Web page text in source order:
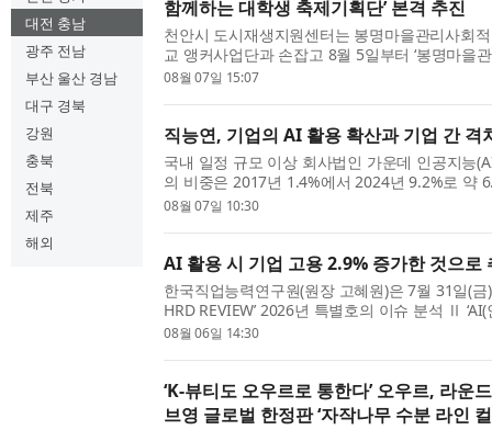
대전 충남
광주 전남
부산 울산 경남
대구 경북
강원
충북
전북
제주
해외
함께하는 대학생 축제기획단’ 본격 추진
천안시 도시재생지원센터는 봉명마을관리사회
교 앵커사업단과 손잡고 8월 5일부터 ‘봉명마을
과 함께하는 대학생 축제기획단’의 본격적인 운
08월 07일 15:07
직능연, 기업의 AI 활용 확산과 기업 간 격
국내 일정 규모 이상 회사법인 가운데 인공지능
의 비중은 2017년 1.4%에서 2024년 9.2%로 약
만 2024년에도 활용률은 10%에 못 미쳤으며, 기
08월 07일 10:30
AI 활용 시 기업 고용 2.9% 증가한 것으로
한국직업능력연구원(원장 고혜원)은 7월 31일(금
HRD REVIEW’ 2026년 특별호의 이슈 분석 Ⅱ
를 줄이는가 - ‘기업활동조사’ 패널로 본 AI 활용
08월 06일 14:30
‘K-뷰티도 오우르로 통한다’ 오우르, 라운
브영 글로벌 한정판 ‘자작나무 수분 라인